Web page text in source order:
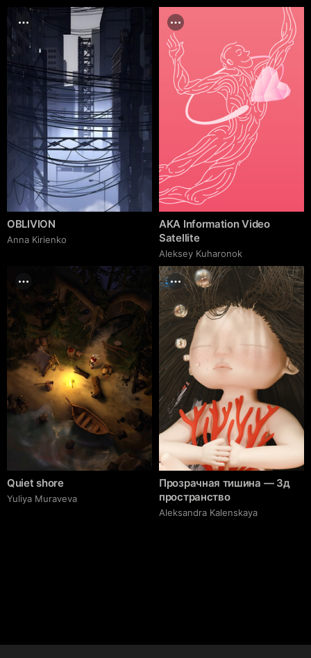
OBLIVION
Anna Kirienko
AKA Information Video
Satellite
Aleksey Kuharonok
Quiet shore
Yuliya Muraveva
Прозрачная тишина — 3д
пространство
Aleksandra Kalenskaya